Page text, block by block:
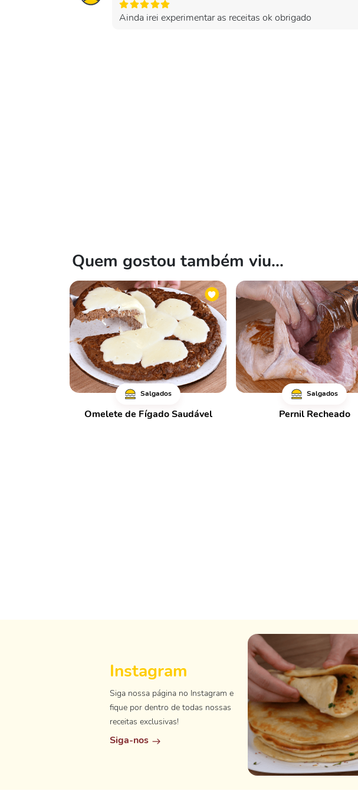
Ainda irei experimentar as receitas ok obrigado
Quem gostou também viu...
Salgados
Omelete de Fígado Saudável
Salgados
Pernil Recheado
Instagram
Siga nossa página no Instagram e
fique por dentro de todas nossas
receitas exclusivas!
Siga-nos